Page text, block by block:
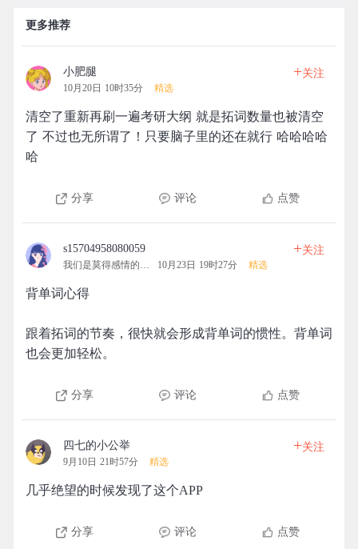
更多推荐
小肥腿
10月20日 10时35分 精选
+关注
清空了重新再刷一遍考研大纲 就是拓词数量也被清空
了 不过也无所谓了！只要脑子里的还在就行 哈哈哈哈
哈
分享 评论 点赞
s15704958080059
我们是莫得感情的机器 10月23日 19时27分 精选
+关注
背单词心得
跟着拓词的节奏，很快就会形成背单词的惯性。背单词
也会更加轻松。
分享 评论 点赞
四七的小公举
9月10日 21时57分 精选
+关注
几乎绝望的时候发现了这个APP
分享 评论 点赞